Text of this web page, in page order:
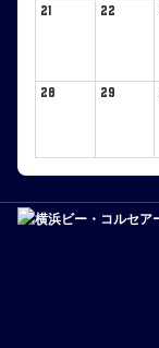
21 22
28 29